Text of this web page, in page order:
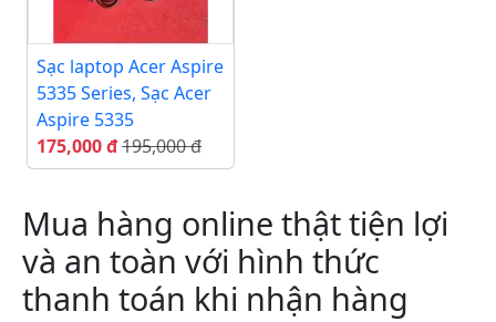
Sạc laptop Acer Aspire
5335 Series, Sạc Acer
Aspire 5335
175,000 đ195,000 đ
Mua hàng online thật tiện lợi
và an toàn với hình thức
thanh toán khi nhận hàng